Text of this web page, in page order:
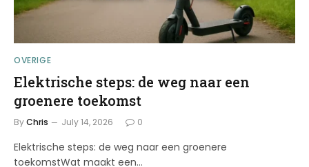
OVERIGE
Elektrische steps: de weg naar een
groenere toekomst
ByChris July 14, 2026 0
Elektrische steps: de weg naar een groenere
toekomstWat maakt een…